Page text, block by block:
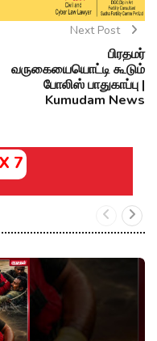
Next Post
பிரதமர்
வருகையையொட்டி கூடும்
போலிஸ் பாதுகாப்பு |
Kumudam News
7